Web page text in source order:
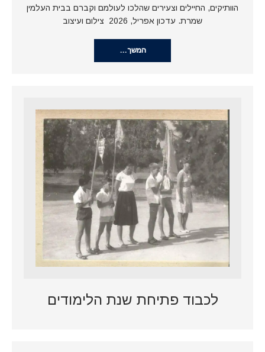
הוותיקים, החיילים וצעירים שהלכו לעולמם וקברם בבית העלמין
שמרת. עדכון אפריל, 2026 צילום ועיצוב
המשך…
לכבוד פתיחת שנת הלימודים